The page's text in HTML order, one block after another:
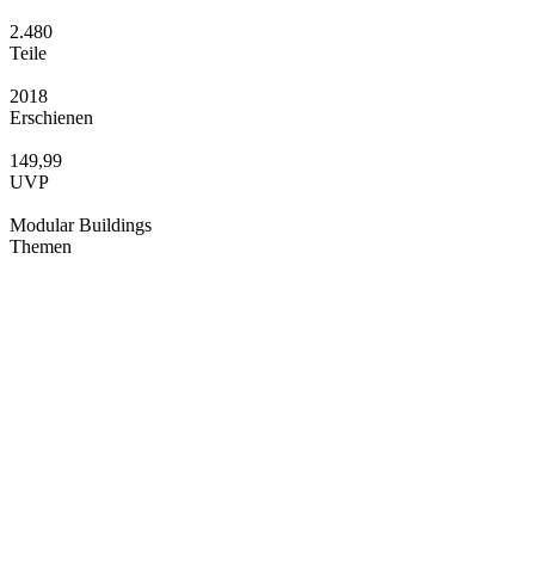
2.480
Teile
2018
Erschienen
149,99
UVP
Modular Buildings
Themen